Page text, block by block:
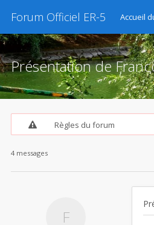
Forum Officiel ER-5 Accueil
Présentation de
Règles du forum
4 messages